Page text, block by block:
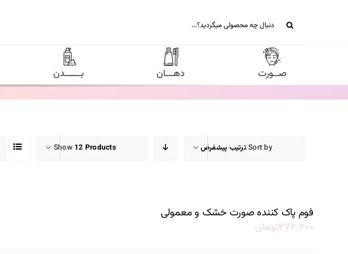
جستجو
صــورت دهـــان بــــــدن
Sort byترتیب پیشفرض Show 12 Products
فوم پاک کننده صورت خشک و معمولی
۲۷۲.۲۰۰تومان